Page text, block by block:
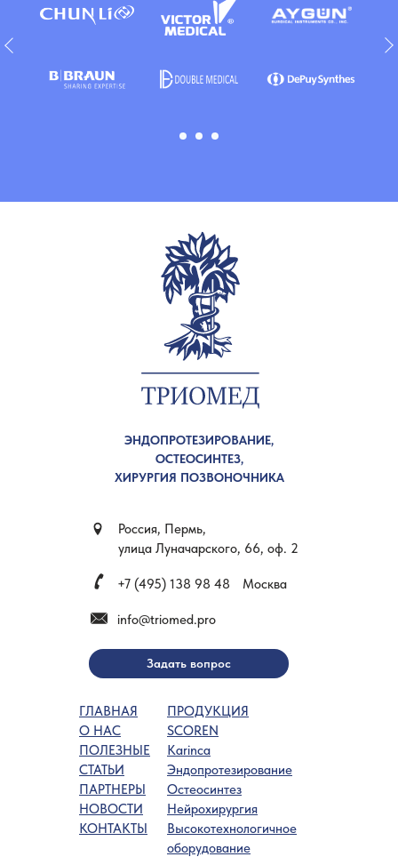
ЭНДОПРОТЕЗИРОВАНИЕ,
ОСТЕОСИНТЕЗ,
ХИРУРГИЯ ПОЗВОНОЧНИКА
Россия, Пермь,
улица Луначарского, 66, оф. 2
+7 (495) 138 98 48
info@triomed.pro
Москва
ГЛАВНАЯ
О НАС
ПОЛЕЗНЫЕ
СТАТЬИ
ПАРТНЕРЫ
НОВОСТИ
КОНТАКТЫ
ПРОДУКЦИЯ
SCOREN
Karinca
Эндопротезирование
Остеосинтез
Нейрохирургия
Высокотехнологичное
оборудование
Задать вопрос